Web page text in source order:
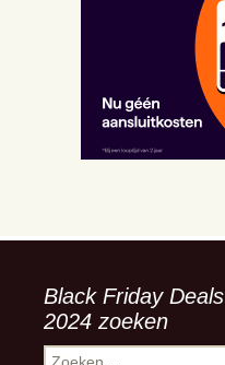
Black Friday Deals
2024 zoeken
Zoeken